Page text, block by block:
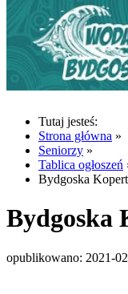
Tutaj jesteś:
Strona główna »
Seniorzy »
Tablica ogłoszeń
Bydgoska
Bydgoska
opublikowano: 2021-